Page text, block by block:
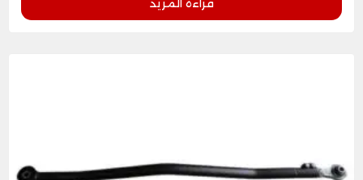
قراءة المزيد